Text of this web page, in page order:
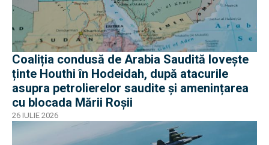
Coaliția condusă de Arabia Saudită lovește
ținte Houthi în Hodeidah, după atacurile
asupra petrolierelor saudite și amenințarea
cu blocada Mării Roșii
26 IULIE 2026